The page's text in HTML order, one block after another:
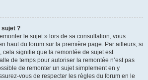
sujet ?
le sujet » lors de sa consultation, vous
haut du forum sur la première page. Par ailleurs, si
cela signifie que la remontée de sujet est
de temps pour autoriser la remontée n’est pas
de remonter un sujet simplement en y
vous de respecter les règles du forum en le